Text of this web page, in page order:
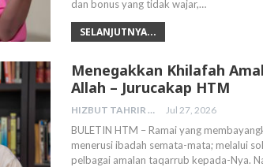
dan bonus yang tidak wajar,…
SELANJUTNYA...
Menegakkan Khilafah
Allah – Jurucakap HTM
HIZBUT TAHRIR MALAYSIA Jul 27, 2026
BULETIN HTM – Ramai yang
menerusi ibadah semata-mata; melalui
pelbagai amalan taqarrub kepada-Nya.